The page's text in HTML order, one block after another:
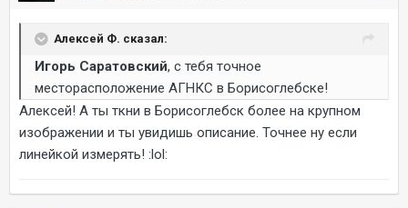
Алексей Ф. сказал:
Игорь Саратовский, с тебя точное
месторасположение АГНКС в Борисоглебске!
Алексей! А ты ткни в Борисоглебск более на крупном
изображении и ты увидишь описание. Точнее ну если
линейкой измерять! :lol: